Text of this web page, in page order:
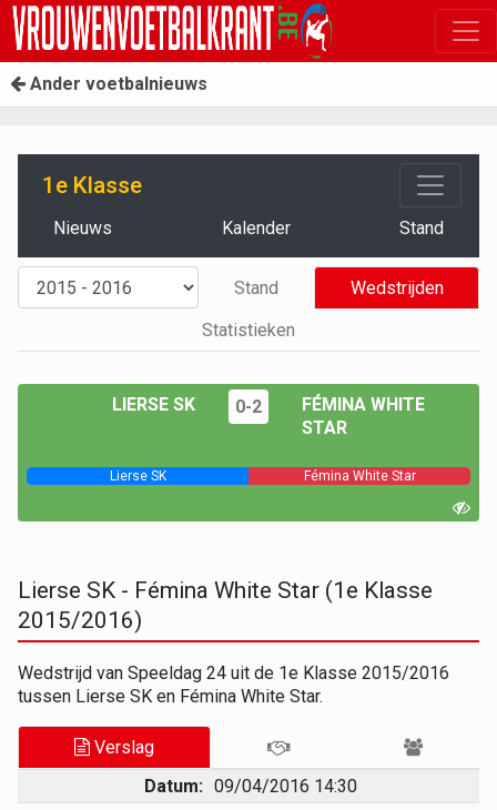
Ander voetbalnieuws
1e Klasse
Nieuws Kalender Stand
Stand
Wedstrijden
Statistieken
LIERSE SK 0-2
FÉMINA WHITE
STAR
Lierse SK Fémina White Star
Lierse SK - Fémina White Star (1e Klasse
2015/2016)
Wedstrijd van Speeldag 24 uit de 1e Klasse 2015/2016
tussen Lierse SK en Fémina White Star.
Verslag
Datum: 09/04/2016 14:30